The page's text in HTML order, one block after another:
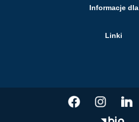
Informacje dla
Linki